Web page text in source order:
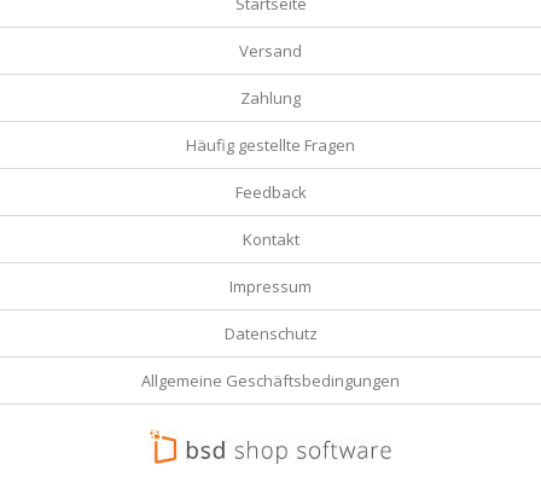
Versand
Zahlung
Häufig gestellte Fragen
Feedback
Kontakt
Impressum
Datenschutz
Allgemeine Geschäftsbedingungen